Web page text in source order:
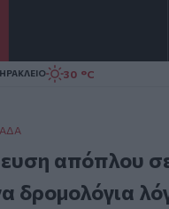
ΗΡΑΚΛΕΙΟ 30 °C
απόπλου
δρομολόγια